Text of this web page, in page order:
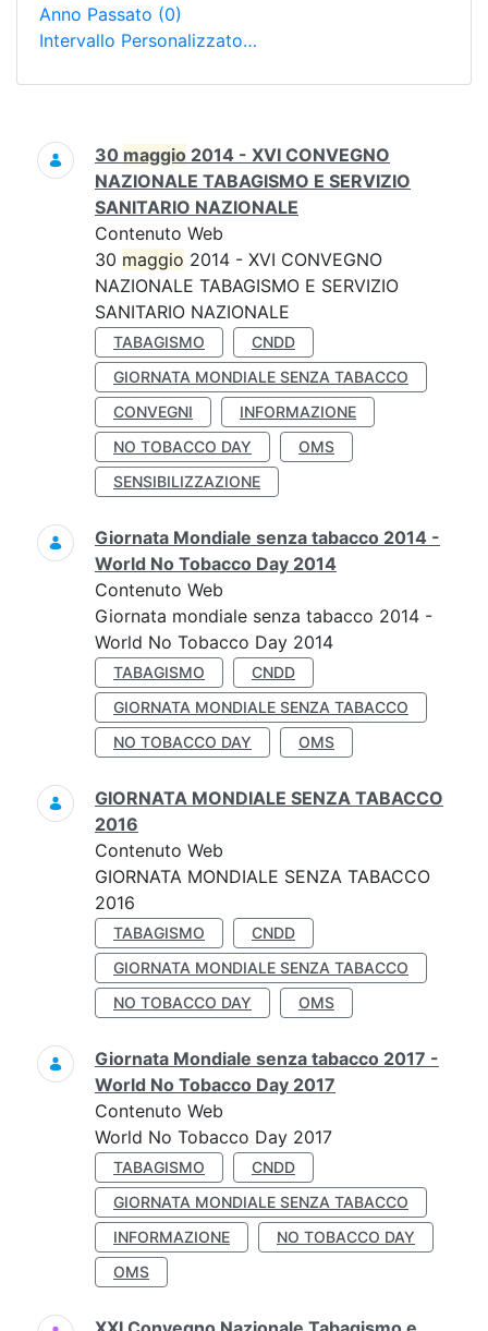
Anno Passato (0)
Intervallo Personalizzato…
Ricerca
30 maggio 2014 - XVI CONVEGNO
NAZIONALE TABAGISMO E SERVIZIO
SANITARIO NAZIONALE
Contenuto Web
30 maggio 2014 - XVI CONVEGNO
NAZIONALE TABAGISMO E SERVIZIO
SANITARIO NAZIONALE
TABAGISMO
CNDD
GIORNATA MONDIALE SENZA TABACCO
CONVEGNI
INFORMAZIONE
NO TOBACCO DAY
OMS
SENSIBILIZZAZIONE
Giornata Mondiale senza tabacco 2014 -
World No Tobacco Day 2014
Contenuto Web
Giornata mondiale senza tabacco 2014 -
World No Tobacco Day 2014
TABAGISMO
CNDD
GIORNATA MONDIALE SENZA TABACCO
NO TOBACCO DAY
OMS
GIORNATA MONDIALE SENZA TABACCO
2016
Contenuto Web
GIORNATA MONDIALE SENZA TABACCO
2016
TABAGISMO
CNDD
GIORNATA MONDIALE SENZA TABACCO
NO TOBACCO DAY
OMS
Giornata Mondiale senza tabacco 2017 -
World No Tobacco Day 2017
Contenuto Web
World No Tobacco Day 2017
TABAGISMO
CNDD
GIORNATA MONDIALE SENZA TABACCO
INFORMAZIONE
NO TOBACCO DAY
OMS